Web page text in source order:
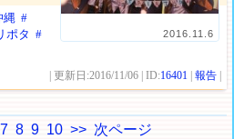
2016.11.6
縄 #
ポタ #
| 更新日:2016/11/06 | ID:16401 |報告
7 8 9 10 >> 次ページ